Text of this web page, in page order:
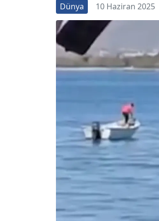
Dünya 10 Haziran 2025